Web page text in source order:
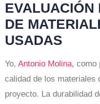
EVALUACIÓN
DE
USADAS
Yo, Antonio Molina, como
calidad de los materiales
proyecto. La durabilidad